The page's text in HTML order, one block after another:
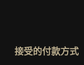
接受的付款方式